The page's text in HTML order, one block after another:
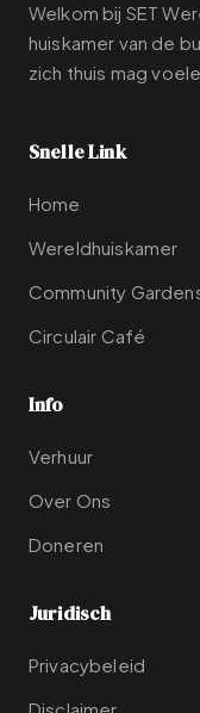
Welkom bij SET
huiskamer van de
zich thuis mag
Snelle Link
Home
Wereldhuiskamer
Community
Circulair Café
Info
Verhuur
Over Ons
Doneren
Juridisch
Privacybeleid